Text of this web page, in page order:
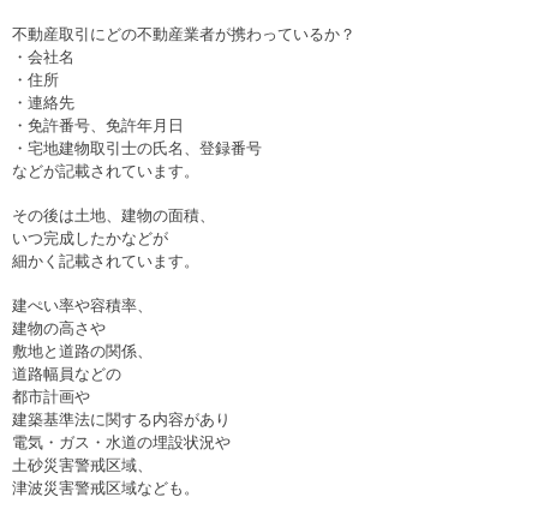
不動産取引にどの不動産業者が携わっているか？
・会社名
・住所
・連絡先
・免許番号、免許年月日
・宅地建物取引士の氏名、登録番号
などが記載されています。
その後は土地、建物の面積、
いつ完成したかなどが
細かく記載されています。
建ぺい率や容積率、
建物の高さや
敷地と道路の関係、
道路幅員などの
都市計画や
建築基準法に関する内容があり
電気・ガス・水道の埋設状況や
土砂災害警戒区域、
津波災害警戒区域なども。